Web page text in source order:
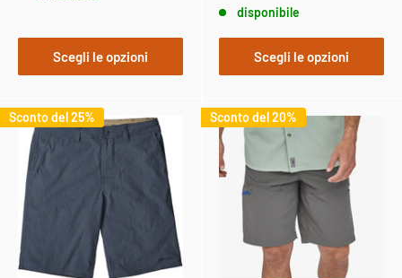
Scegli le opzioni
disponibile
Scegli le opzioni
Sconto del 25% Sconto del 20%